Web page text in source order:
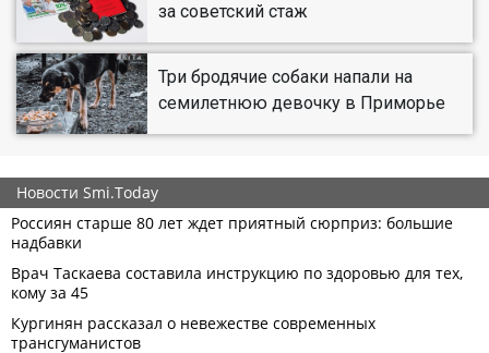
за советский стаж
Три бродячие собаки напали на
семилетнюю девочку в Приморье